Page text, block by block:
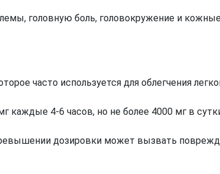
головную боль, головокружение и
часто используется для облегчения
каждые 4-6 часов, но не более 4000 мг в
дозировки может вызвать